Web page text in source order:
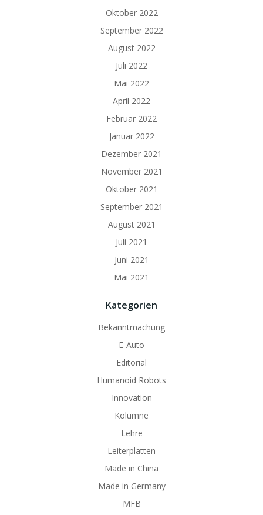
Oktober 2022
September 2022
August 2022
Juli 2022
Mai 2022
April 2022
Februar 2022
Januar 2022
Dezember 2021
November 2021
Oktober 2021
September 2021
August 2021
Juli 2021
Juni 2021
Mai 2021
Kategorien
Bekanntmachung
E-Auto
Editorial
Humanoid Robots
Innovation
Kolumne
Lehre
Leiterplatten
Made in China
Made in Germany
MFB